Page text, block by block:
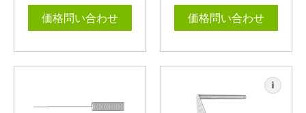
価格問い合わせ 価格問い合わせ
i